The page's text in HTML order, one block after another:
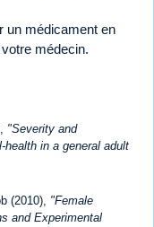
un médicament en
médecin.
"Severity and
in a general adult
(2010), "Female
and Experimental